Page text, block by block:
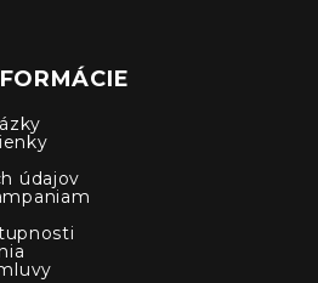
údajov